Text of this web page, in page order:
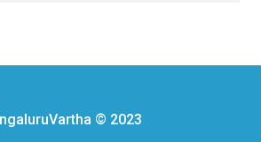
© 2023